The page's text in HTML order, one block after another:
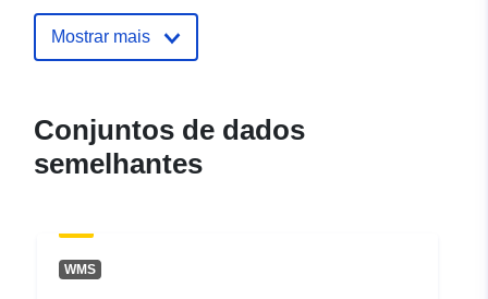
Registo do
Atualizado em data.europa.eu:
Mostrar mais
Conjuntos de dados
semelhantes
WMS